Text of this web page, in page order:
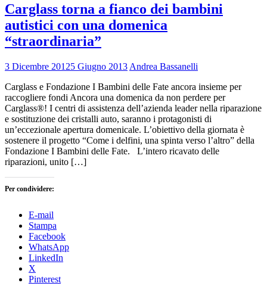
Carglass torna a fianco dei bambini
autistici con una domenica
“straordinaria”
3 Dicembre 20125 Giugno 2013 Andrea Bassanelli
Carglass e Fondazione I Bambini delle Fate ancora insieme per
raccogliere fondi Ancora una domenica da non perdere per
Carglass®! I centri di assistenza dell’azienda leader nella riparazione
e sostituzione dei cristalli auto, saranno i protagonisti di
un’eccezionale apertura domenicale. L’obiettivo della giornata è
sostenere il progetto “Come i delfini, una spinta verso l’altro” della
Fondazione I Bambini delle Fate. L’intero ricavato delle
riparazioni, unito […]
Per condividere:
E-mail
Stampa
Facebook
WhatsApp
LinkedIn
X
Pinterest